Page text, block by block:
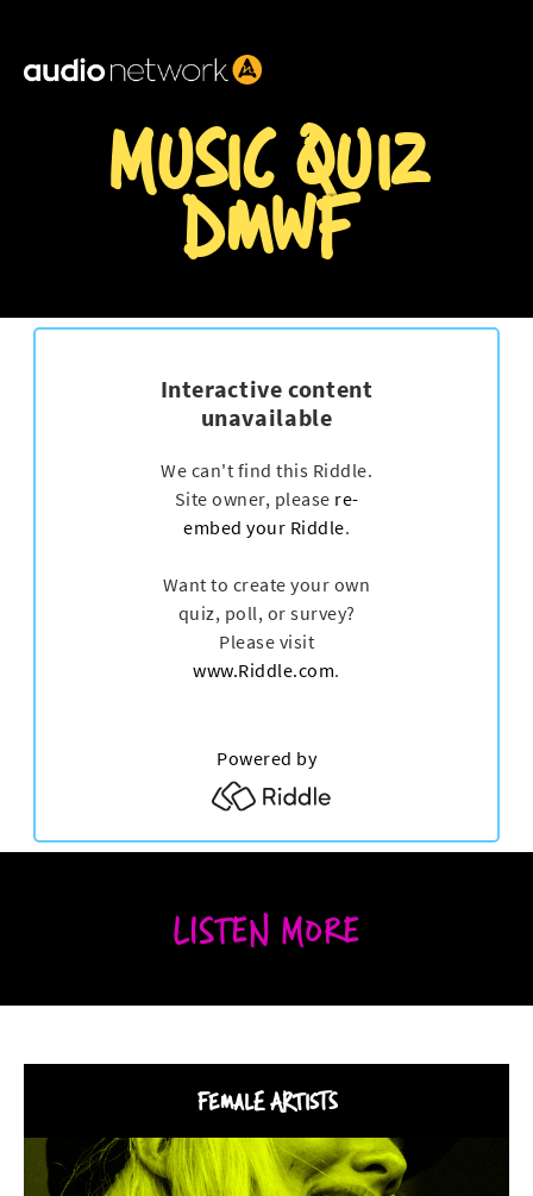
MUSIC QUIZ
DMWF
LISTEN MORE
FEMALE ARTISTS